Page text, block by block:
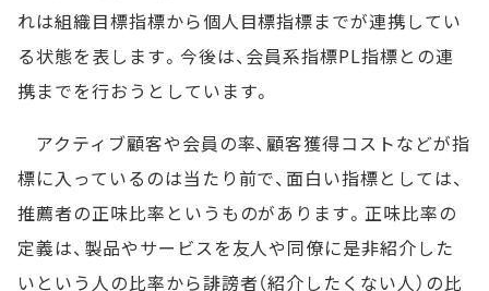
れは組織目標指標から個人目標指標までが連携してい
る状態を表します。今後は、会員系指標PL指標との連
携までを行おうとしています。
アクティブ顧客や会員の率、顧客獲得コストなどが指
標に入っているのは当たり前で、面白い指標としては、
推薦者の正味比率というものがあります。正味比率の
定義は、製品やサービスを友人や同僚に是非紹介した
いという人の比率から誹謗者（紹介したくない人）の比